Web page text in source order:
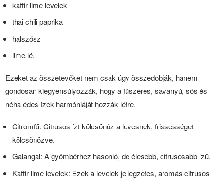
kaffir lime levelek
thai chili paprika
halszósz
lime lé.
Ezeket az összetevőket nem csak úgy összedobják, hanem
gondosan kiegyensúlyozzák, hogy a fűszeres, savanyú, sós és
néha édes ízek harmóniáját hozzák létre.
Citromfű: Citrusos ízt kölcsönöz a levesnek, frissességet
kölcsönözve.
Galangal: A gyömbérhez hasonló, de élesebb, citrusosabb ízű.
Kaffir lime levelek: Ezek a levelek jellegzetes, aromás citrusos